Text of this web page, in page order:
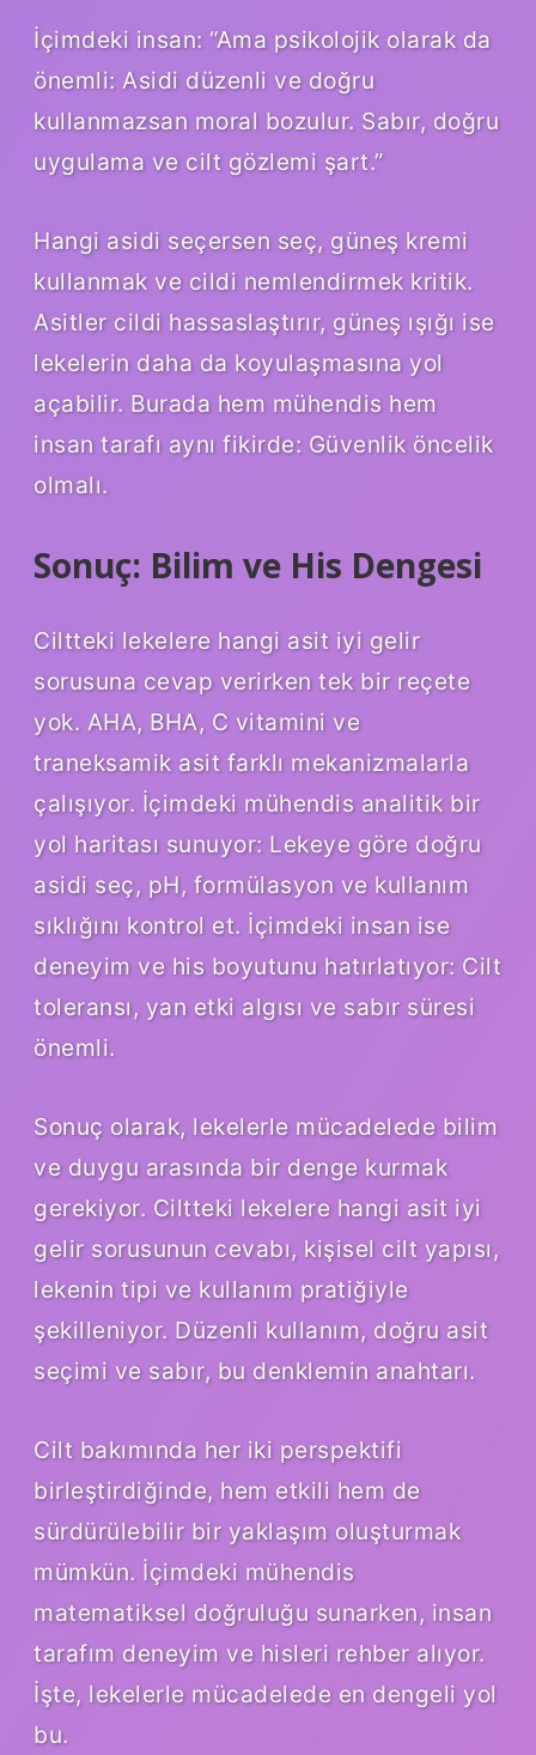
İçimdeki insan: “Ama psikolojik olarak da
önemli: Asidi düzenli ve doğru
kullanmazsan moral bozulur. Sabır, doğru
uygulama ve cilt gözlemi şart.”
Hangi asidi seçersen seç, güneş kremi
kullanmak ve cildi nemlendirmek kritik.
Asitler cildi hassaslaştırır, güneş ışığı ise
lekelerin daha da koyulaşmasına yol
açabilir. Burada hem mühendis hem
insan tarafı aynı fikirde: Güvenlik öncelik
olmalı.
Sonuç: Bilim ve His Dengesi
Ciltteki lekelere hangi asit iyi gelir
sorusuna cevap verirken tek bir reçete
yok. AHA, BHA, C vitamini ve
traneksamik asit farklı mekanizmalarla
çalışıyor. İçimdeki mühendis analitik bir
yol haritası sunuyor: Lekeye göre doğru
asidi seç, pH, formülasyon ve kullanım
sıklığını kontrol et. İçimdeki insan ise
deneyim ve his boyutunu hatırlatıyor: Cilt
toleransı, yan etki algısı ve sabır süresi
önemli.
Sonuç olarak, lekelerle mücadelede bilim
ve duygu arasında bir denge kurmak
gerekiyor. Ciltteki lekelere hangi asit iyi
gelir sorusunun cevabı, kişisel cilt yapısı,
lekenin tipi ve kullanım pratiğiyle
şekilleniyor. Düzenli kullanım, doğru asit
seçimi ve sabır, bu denklemin anahtarı.
Cilt bakımında her iki perspektifi
birleştirdiğinde, hem etkili hem de
sürdürülebilir bir yaklaşım oluşturmak
mümkün. İçimdeki mühendis
matematiksel doğruluğu sunarken, insan
tarafım deneyim ve hisleri rehber alıyor.
İşte, lekelerle mücadelede en dengeli yol
bu.